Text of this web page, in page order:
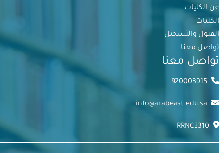
عن الكليات
الكليات
القبول والتسجيل
تواصل معنا
تواصل معنا